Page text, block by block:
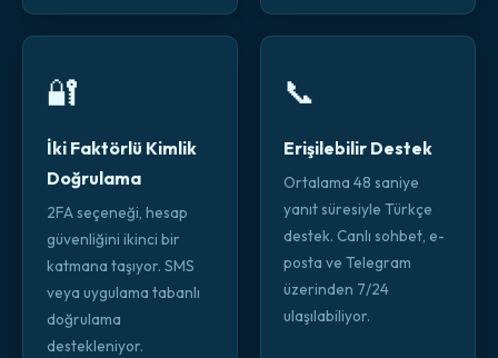
🔐
İki Faktörlü Kimlik
Doğrulama
2FA seçeneği, hesap
güvenliğini ikinci bir
katmana taşıyor. SMS
veya uygulama tabanlı
doğrulama
destekleniyor.
📞
Erişilebilir Destek
Ortalama 48 saniye
yanıt süresiyle Türkçe
destek. Canlı sohbet, e-
posta ve Telegram
üzerinden 7/24
ulaşılabiliyor.